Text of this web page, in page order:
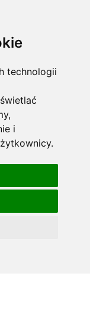
technologii
i